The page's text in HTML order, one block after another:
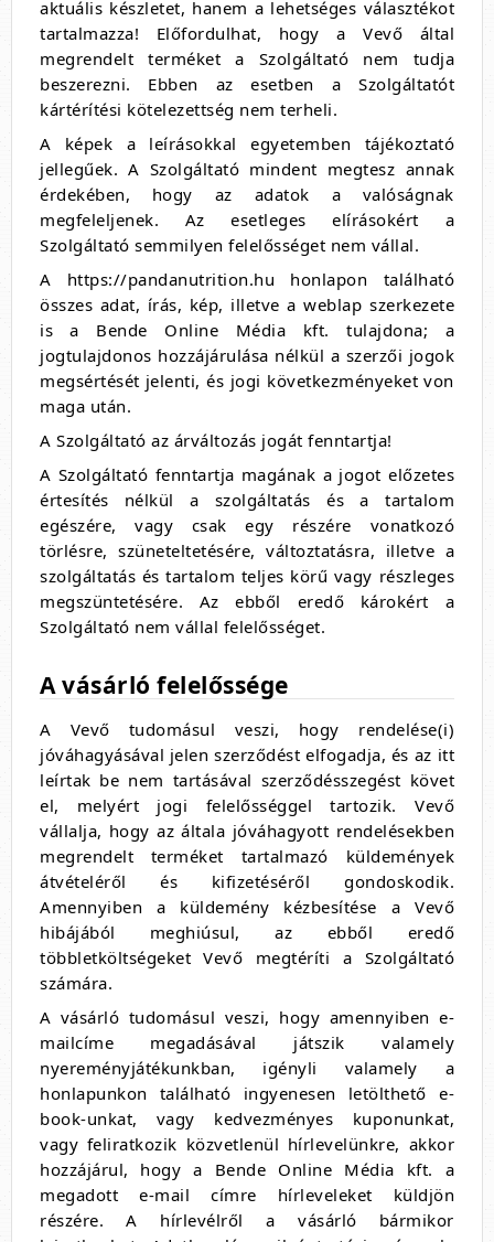
aktuális készletet, hanem a lehetséges választékot
tartalmazza! Előfordulhat, hogy a Vevő által
megrendelt terméket a Szolgáltató nem tudja
beszerezni. Ebben az esetben a Szolgáltatót
kártérítési kötelezettség nem terheli.
A képek a leírásokkal egyetemben tájékoztató
jellegűek. A Szolgáltató mindent megtesz annak
érdekében, hogy az adatok a valóságnak
megfeleljenek. Az esetleges elírásokért a
Szolgáltató semmilyen felelősséget nem vállal.
A https://pandanutrition.hu honlapon található
összes adat, írás, kép, illetve a weblap szerkezete
is a Bende Online Média kft. tulajdona; a
jogtulajdonos hozzájárulása nélkül a szerzői jogok
megsértését jelenti, és jogi következményeket von
maga után.
A Szolgáltató az árváltozás jogát fenntartja!
A Szolgáltató fenntartja magának a jogot előzetes
értesítés nélkül a szolgáltatás és a tartalom
egészére, vagy csak egy részére vonatkozó
törlésre, szüneteltetésére, változtatásra, illetve a
szolgáltatás és tartalom teljes körű vagy részleges
megszüntetésére. Az ebből eredő károkért a
Szolgáltató nem vállal felelősséget.
A vásárló felelőssége
A Vevő tudomásul veszi, hogy rendelése(i)
jóváhagyásával jelen szerződést elfogadja, és az itt
leírtak be nem tartásával szerződésszegést követ
el, melyért jogi felelősséggel tartozik. Vevő
vállalja, hogy az általa jóváhagyott rendelésekben
megrendelt terméket tartalmazó küldemények
átvételéről és kifizetéséről gondoskodik.
Amennyiben a küldemény kézbesítése a Vevő
hibájából meghiúsul, az ebből eredő
többletköltségeket Vevő megtéríti a Szolgáltató
számára.
A vásárló tudomásul veszi, hogy amennyiben e-
mailcíme megadásával játszik valamely
nyereményjátékunkban, igényli valamely a
honlapunkon található ingyenesen letölthető e-
book-unkat, vagy kedvezményes kuponunkat,
vagy feliratkozik közvetlenül hírlevelünkre, akkor
hozzájárul, hogy a Bende Online Média kft. a
megadott e-mail címre hírleveleket küldjön
részére. A hírlevélről a vásárló bármikor